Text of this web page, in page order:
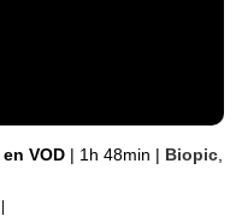
en VOD | 1h 48min | Biopic
|